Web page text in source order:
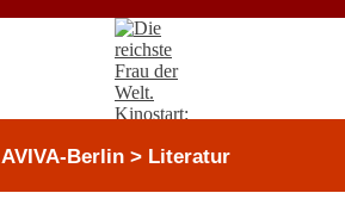
AVIVA-Berlin > Literatur